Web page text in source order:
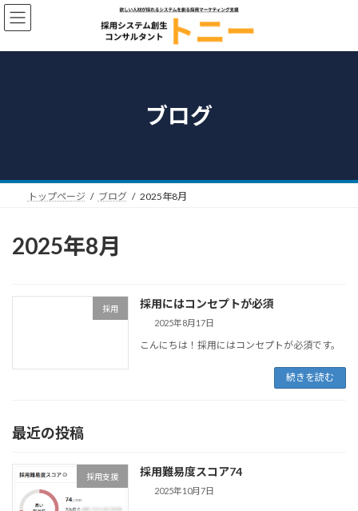
コ
ン
ン
ナ
ビ
ー
ブログ
トップページ ブログ 2025年8月
2025年8月
採用 採用にはコンセプトが必須
2025年8月17日
こんにちは！採用にはコンセプトが必須です。
続きを読む
最近の投稿
採用支援 採用難易度スコア74
2025年10月7日